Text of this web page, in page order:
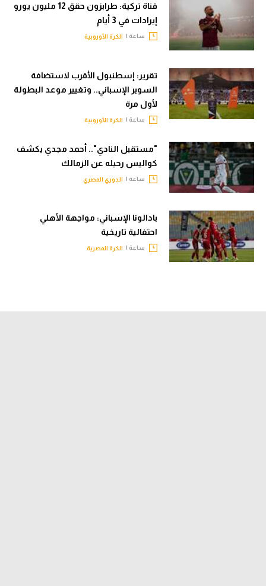
قناة تركية: طرابزون حقق 12 مليون يورو
إيرادات في 3 أيام
ساعة | الكرة الأوروبية
تقرير: إسطنبول الأقرب لاستضافة
السوبر الإسباني.. وتغيير موعد البطولة
لأول مرة
ساعة | الكرة الأوروبية
"مستقبل النادي".. أحمد مجدي يكشف
كواليس رحيله عن الزمالك
ساعة | الدوري المصري
بادالونا الإسباني: مواجهة الأهلي
احتفالية تاريخية
ساعة | الكرة المصرية